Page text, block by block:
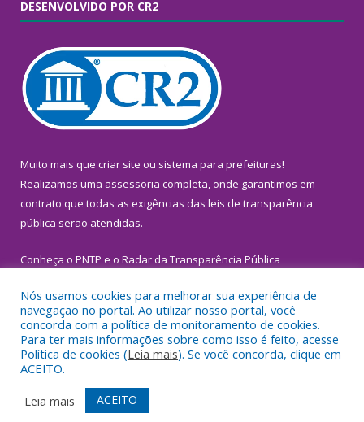
DESENVOLVIDO POR CR2
Muito mais que criar site ou sistema para prefeituras!
Realizamos uma assessoria completa, onde garantimos em
contrato que todas as exigências das leis de transparência
pública serão atendidas.
Conheça o PNTP e o Radar da Transparência Pública
Todos os direitos reservados a Prefeitura Municipal de
Inhangapi.
Mapa do Site
Acessar Área Administrativa
Acessar Webmail
Nós usamos cookies para melhorar sua experiência de
navegação no portal. Ao utilizar nosso portal, você
concorda com a política de monitoramento de cookies.
Para ter mais informações sobre como isso é feito, acesse
Política de cookies (Leia mais). Se você concorda, clique em
ACEITO.
Leia mais
ACEITO